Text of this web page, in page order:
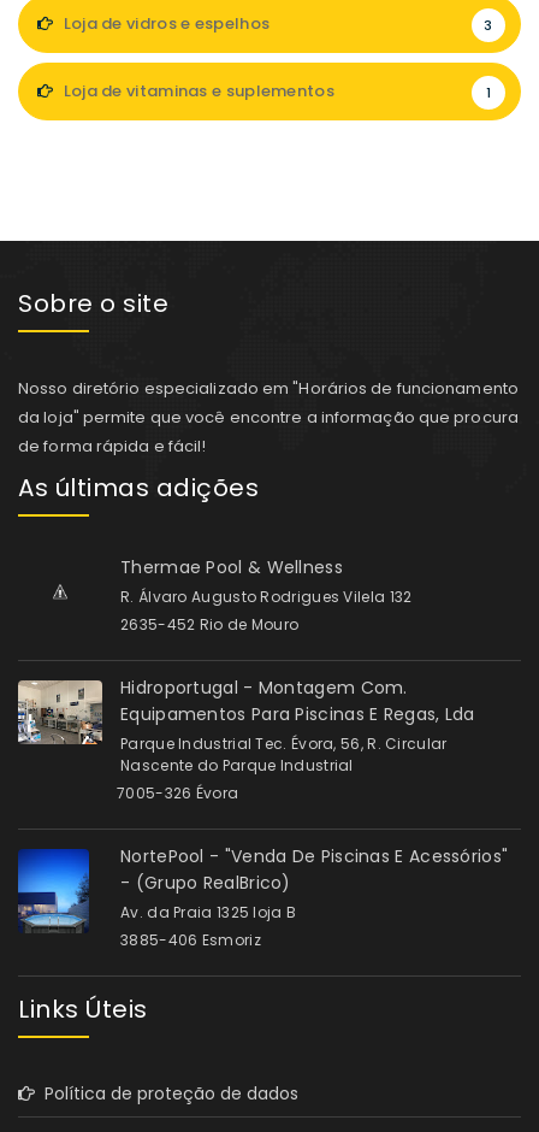
Loja de vidros e espelhos 3
Loja de vitaminas e suplementos 1
Sobre o site
Nosso diretório especializado em "Horários de funcionamento
da loja" permite que você encontre a informação que procura
de forma rápida e fácil!
As últimas adições
Thermae Pool & Wellness
R. Álvaro Augusto Rodrigues Vilela 132
2635-452 Rio de Mouro
Hidroportugal - Montagem Com.
Equipamentos Para Piscinas E Regas, Lda
Parque Industrial Tec. Évora, 56, R. Circular
Nascente do Parque Industrial
7005-326 Évora
NortePool - "Venda De Piscinas E Acessórios"
- (Grupo RealBrico)
Av. da Praia 1325 loja B
3885-406 Esmoriz
Links Úteis
Política de proteção de dados